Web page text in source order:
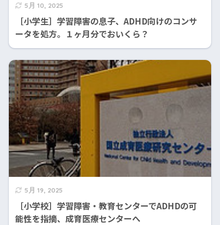
5月 10, 2025
［小学生］学習障害の息子、ADHD向けのコンサ
ータを処方。１ヶ月分でおいくら？
5月 19, 2025
［小学校］学習障害・教育センターでADHDの可
能性を指摘、成育医療センターへ